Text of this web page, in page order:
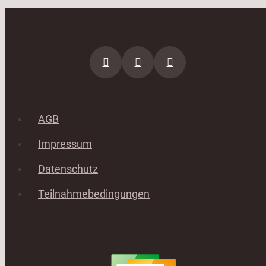
AGB
Impressum
Datenschutz
Teilnahmebedingungen